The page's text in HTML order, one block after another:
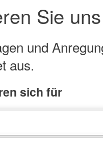
Sie uns
und
aus.
sich für